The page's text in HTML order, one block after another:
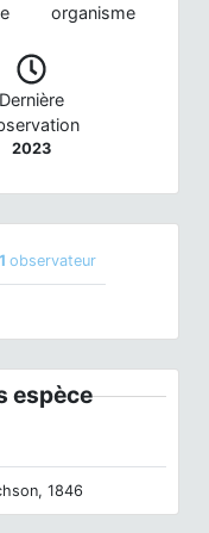
organisme
Dernière
2023
1 observateur
espèce
1846